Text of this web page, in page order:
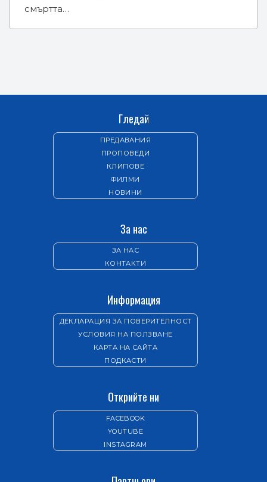
смъртта…
Гледай
ПРЕДАВАНИЯ
ПРОПОВЕДИ
КЛИПОВЕ
ФИЛМИ
НОВИНИ
За нас
ЗА НАС
КОНТАКТИ
Информация
ДЕКЛАРАЦИЯ ЗА ПОВЕРИТЕЛНОСТ
УСЛОВИЯ НА ПОЛЗВАНЕ
КАРТА НА САЙТА
ПОДКАСТИ
Открийте ни
FACEBOOK
YOUTUBE
INSTAGRAM